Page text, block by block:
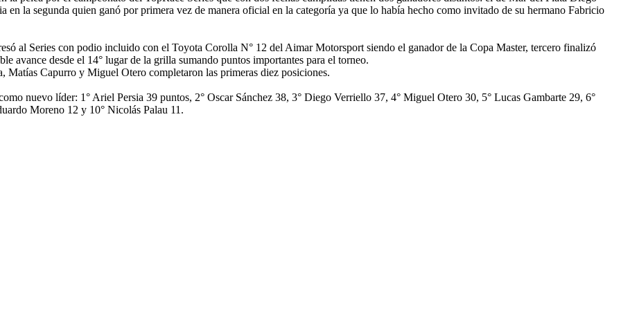
la segunda quien ganó por primera vez de manera oficial en la categoría ya que lo había hecho como invitado de su hermano Fabricio
al Series con podio incluido con el Toyota Corolla N° 12 del Aimar Motorsport siendo el ganador de la Copa Master, tercero finalizó
avance desde el 14° lugar de la grilla sumando puntos importantes para el torneo.
Capurro y Miguel Otero completaron las primeras diez posiciones.
nuevo líder: 1° Ariel Persia 39 puntos, 2° Oscar Sánchez 38, 3° Diego Verriello 37, 4° Miguel Otero 30, 5° Lucas Gambarte 29, 6°
Moreno 12 y 10° Nicolás Palau 11.